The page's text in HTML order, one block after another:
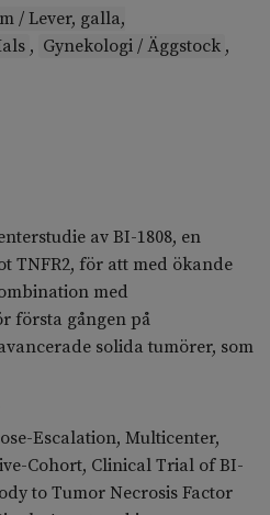
/ Lever, galla,
, Gynekologi / Äggstock ,
av BI-1808, en
TNFR2, för att med ökande
med
första gången på
solida tumörer, som
Escalation, Multicenter,
Cohort, Clinical Trial of BI-
to Tumor Necrosis Factor